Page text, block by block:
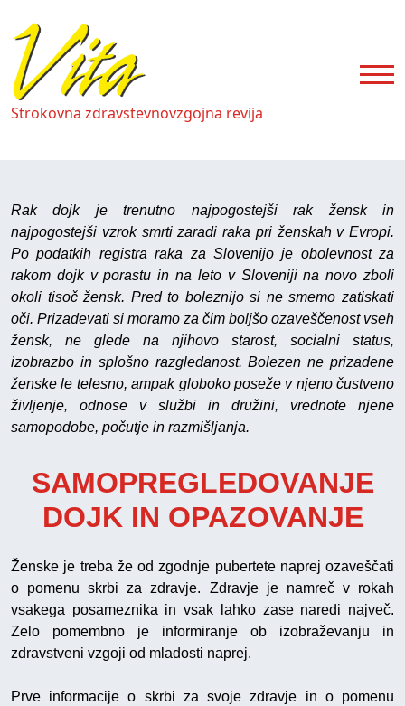
Strokovna zdravstevnovzgojna revija
Rak dojk je trenutno najpogostejši rak žensk in
najpogostejši vzrok smrti zaradi raka pri ženskah v Evropi.
Po podatkih registra raka za Slovenijo je obolevnost za
rakom dojk v porastu in na leto v Sloveniji na novo zboli
okoli tisoč žensk. Pred to boleznijo si ne smemo zatiskati
oči. Prizadevati si moramo za čim boljšo ozaveščenost vseh
žensk, ne glede na njihovo starost, socialni status,
izobrazbo in splošno razgledanost. Bolezen ne prizadene
ženske le telesno, ampak globoko poseže v njeno čustveno
življenje, odnose v službi in družini, vrednote njene
samopodobe, počutje in razmišljanja.
SAMOPREGLEDOVANJE
DOJK IN OPAZOVANJE
Ženske je treba že od zgodnje pubertete naprej ozaveščati
o pomenu skrbi za zdravje. Zdravje je namreč v rokah
vsakega posameznika in vsak lahko zase naredi največ.
Zelo pomembno je informiranje ob izobraževanju in
zdravstveni vzgoji od mladosti naprej.
Prve informacije o skrbi za svoje zdravje in o pomenu